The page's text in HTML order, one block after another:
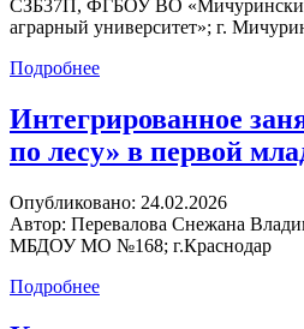
СЗБ37П, ФГБОУ ВО
аграрный университет»; г.
Подробнее
Интегрированное
по лесу» в первой
Опубликовано: 24.02.2026
Автор: Перевалова Снежана
МБДОУ МО №168; г.Краснодар
Подробнее